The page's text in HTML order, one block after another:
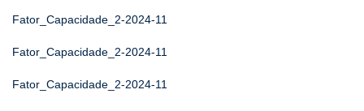
Fator_Capacidade_2-2024-11
Fator_Capacidade_2-2024-11
Fator_Capacidade_2-2024-11